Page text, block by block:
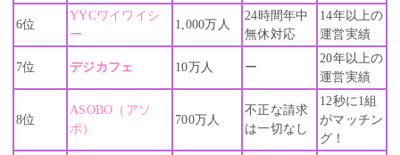
6位
YYCワイワイシ
ー
1,000万人
24時間年中
無休対応
14年以上の
運営実績
7位 デジカフェ 10万人 ー
20年以上の
運営実績
8位
ASOBO（アソ
ボ）
700万人
不正な請求
は一切なし
12秒に1組
がマッチン
グ！